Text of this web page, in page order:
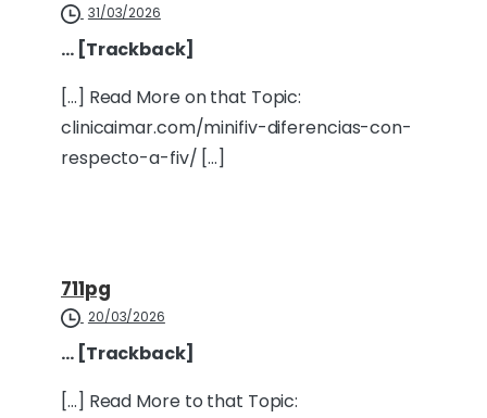
31/03/2026
… [Trackback]
[…] Read More on that Topic:
clinicaimar.com/minifiv-diferencias-con-
respecto-a-fiv/ […]
711pg
20/03/2026
… [Trackback]
[…] Read More to that Topic: